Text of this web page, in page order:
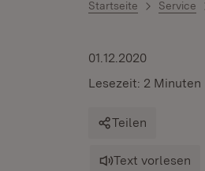
Startseite Service
01.12.2020
Lesezeit: 2 Minuten
Teilen
Text vorlesen